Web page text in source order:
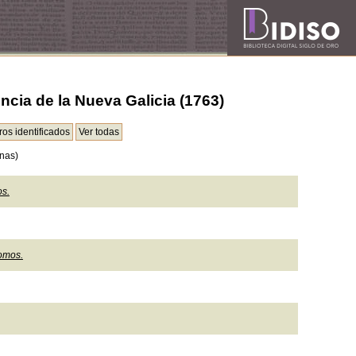
de la Nueva Galicia (1763)